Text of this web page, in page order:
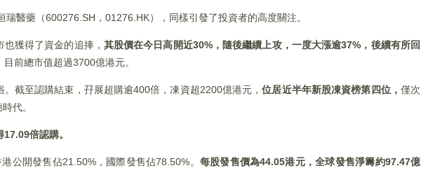
醫藥（600276.SH，01276.HK），同樣引發了投資者的高度關注。
獲得了資金的追捧， 其股價在今日高開近30%，隨後繼續上攻，一度大漲逾37% ，後續有所回
前總市值超過3700億港元。
截至認購結束，孖展超購逾400倍，凍資超2200億港元，位居近半年新股凍資榜第四位， 僅次
代。
17.09倍認購。
公開發售佔21.50%，國際發售佔78.50%。 每股發售價為44.05港元，全球發售淨籌約97.47億